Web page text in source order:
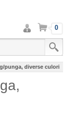
Intra
in
cont
Cos 0
punga, diverse culori